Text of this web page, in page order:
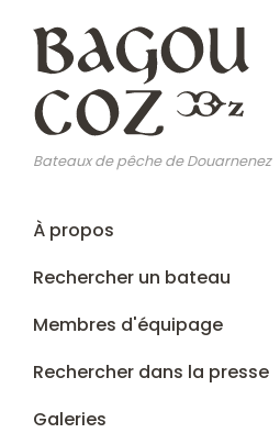
contenu
principal
Bateaux de pêche de Douarnenez
Main
navigation
À propos
Rechercher un bateau
Membres d'équipage
Rechercher dans la presse
Galeries